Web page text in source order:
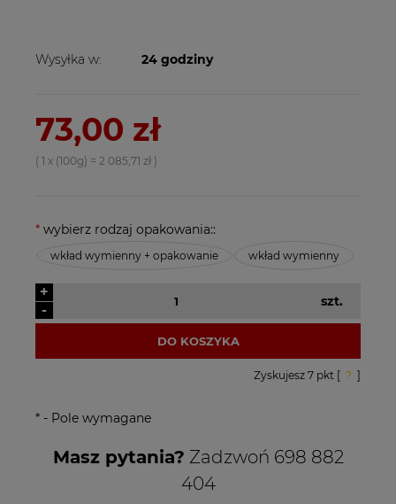
Wysyłka w: 24 godziny
73,00 zł
( 1 x (100g) = 2 085,71 zł )
* wybierz rodzaj opakowania::
wkład wymienny + opakowanie wkład wymienny
-
+
szt.
DO KOSZYKA
Zyskujesz 7 pkt [ ? ]
* - Pole wymagane
Masz pytania? Zadzwoń 698 882
404